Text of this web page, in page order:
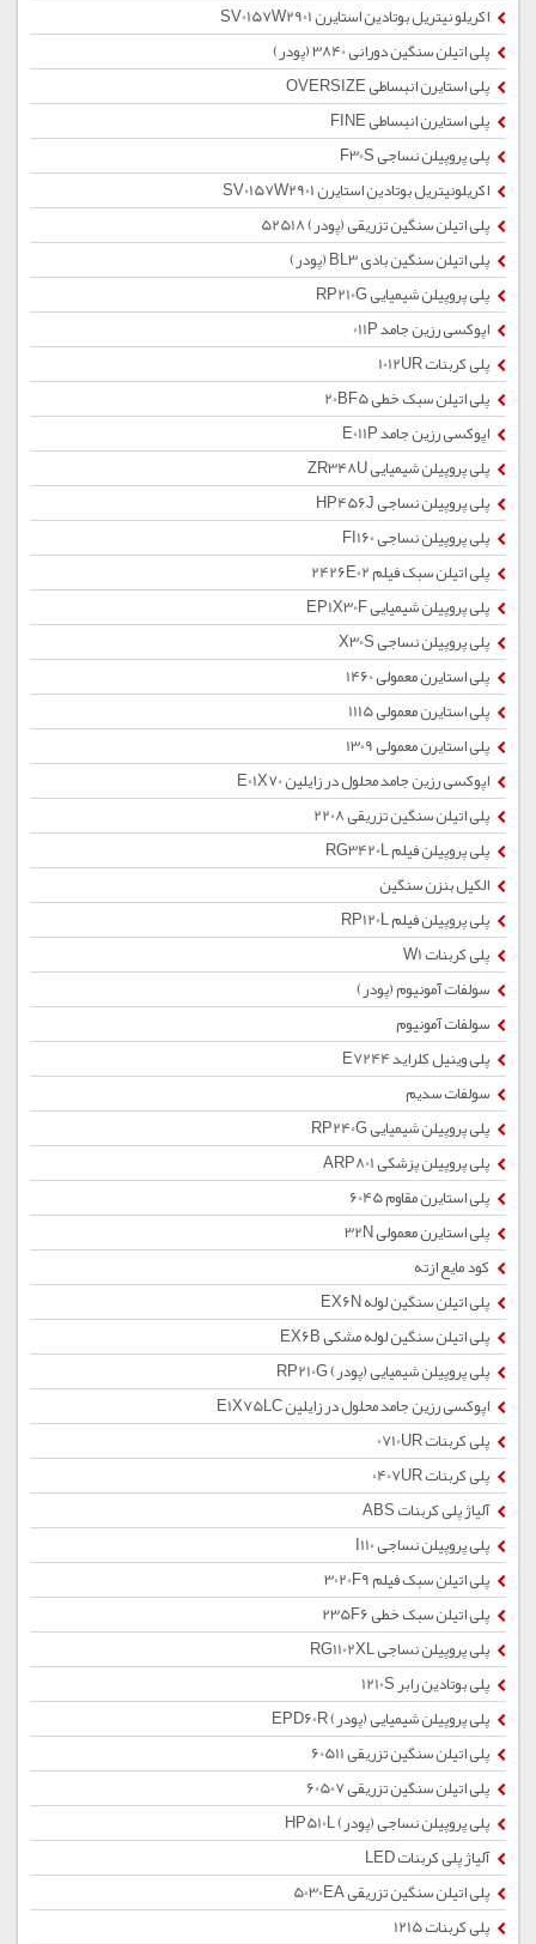
اکریلو نیتریل بوتادین استایرن SV0157W2901
پلی اتیلن سنگین دورانی 3840 (پودر)
پلی استایرن انبساطی OVERSIZE
پلی استایرن انبساطی FINE
پلی پروپیلن نساجی F30S
اکریلونیتریل بوتادین استایرن SV0157W2901
پلی اتیلن سنگین تزریقی (پودر) 52518
پلی اتیلن سنگین بادی BL3 (پودر)
پلی پروپیلن شیمیایی RP210G
اپوکسی رزین جامد 011P
پلی کربنات 1012UR
پلی اتیلن سبک خطی 20BF5
اپوکسی رزین جامد E011P
پلی پروپیلن شیمیایی ZR348U
پلی پروپیلن نساجی HP456J
پلی پروپیلن نساجی FI160
پلی اتیلن سبک فیلم 2426E02
پلی پروپیلن شیمیایی EP1X30F
پلی پروپیلن نساجی X30S
پلی استایرن معمولی 1460
پلی استایرن معمولی 1115
پلی استایرن معمولی 1309
اپوکسی رزین جامد محلول در زایلین E01X70
پلی اتیلن سنگین تزریقی 2208
پلی پروپیلن فیلم RG3420L
الکیل بنزن سنگین
پلی پروپیلن فیلم RP120L
پلی کربنات W1
سولفات آمونیوم (پودر)
سولفات آمونیوم
پلی وینیل کلراید E7244
سولفات سدیم
پلی پروپیلن شیمیایی RP240G
پلی پروپیلن پزشکی ARP801
پلی استایرن مقاوم 6045
پلی استایرن معمولی 32N
کود مایع ازته
پلی اتیلن سنگین لوله EX6N
پلی اتیلن سنگین لوله مشکی EX6B
پلی پروپیلن شیمیایی (پودر) RP210G
اپوکسی رزین جامد محلول در زایلین E1X75LC
پلی کربنات 0710UR
پلی کربنات 0407UR
آلیاژ پلی کربنات ABS
پلی پروپیلن نساجی I110
پلی اتیلن سبک فیلم 3020F9
پلی اتیلن سبک خطی 235F6
پلی پروپیلن نساجی RG1102XL
پلی بوتادین رابر 1210S
پلی پروپیلن شیمیایی (پودر) EPD60R
پلی اتیلن سنگین تزریقی 60511
پلی اتیلن سنگین تزریقی 60507
پلی پروپیلن نساجی (پودر) HP510L
آلیاژ پلی کربنات LED
پلی اتیلن سنگین تزریقی 5030EA
پلی کربنات 1215